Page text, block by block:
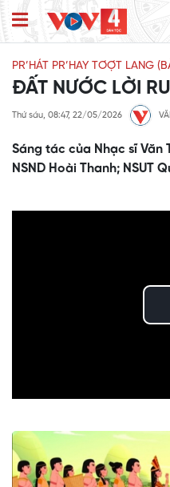
PR’HÁT PR’HAY TƠỢT LANG
ĐẤT NƯỚC LỜI RU
Thứ sáu, 08:47, 22/05/2026
Sáng tác của Nhạc sĩ Văn
NSND Hoài Thanh; NSUT